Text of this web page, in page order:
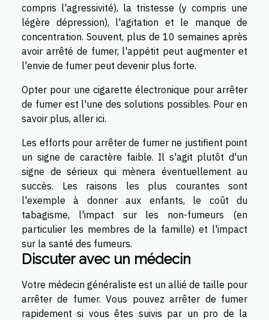
compris l'agressivité), la tristesse (y compris une
légère dépression), l'agitation et le manque de
concentration. Souvent, plus de 10 semaines après
avoir arrêté de fumer, l'appétit peut augmenter et
l'envie de fumer peut devenir plus forte.
Opter pour une cigarette électronique pour arrêter
de fumer est l'une des solutions possibles. Pour en
savoir plus, aller ici.
Les efforts pour arrêter de fumer ne justifient point
un signe de caractère faible. Il s'agit plutôt d'un
signe de sérieux qui mènera éventuellement au
succès. Les raisons les plus courantes sont
l'exemple à donner aux enfants, le coût du
tabagisme, l'impact sur les non-fumeurs (en
particulier les membres de la famille) et l'impact
sur la santé des fumeurs.
Discuter avec un médecin
Votre médecin généraliste est un allié de taille pour
arrêter de fumer. Vous pouvez arrêter de fumer
rapidement si vous êtes suivis par un pro de la